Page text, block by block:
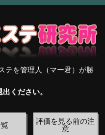
テを管理人（マー君）が勝
ください。
評価を見る前の注
意